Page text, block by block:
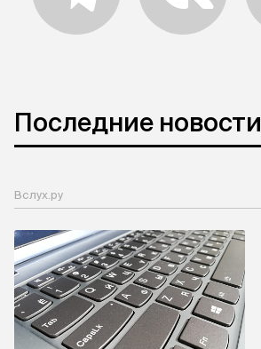
Последние новости
Вслух.ру